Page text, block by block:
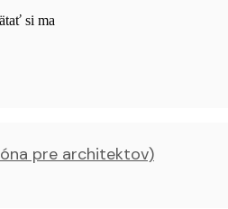
si ma
pre architektov)